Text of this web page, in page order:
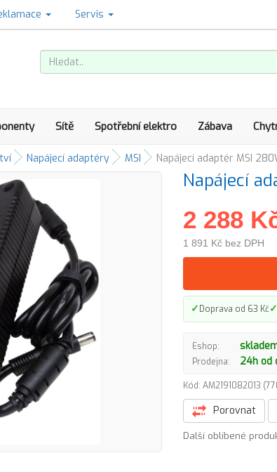
Servis
Sítě Spotřební elektro Zábava
Napájecí adaptéry MSI Napájecí adaptér MSI
Napájecí
2 288
1 891 Kč bez DPH
✓Doprava od 63 Kč✓
Eshop:
Prodejna: 24h od
Kód: AM2191082013
Porovnat
Další oblíbené